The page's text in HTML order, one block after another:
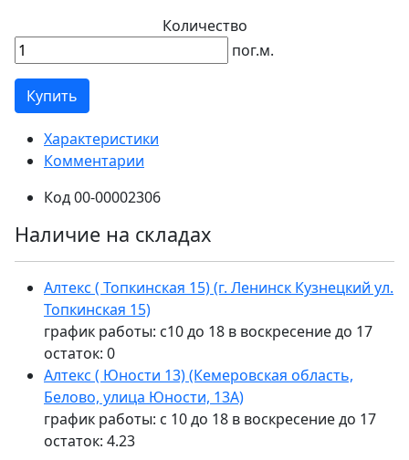
Количество
пог.м.
Купить
Характеристики
Комментарии
Код00-00002306
Наличие на складах
Алтекс ( Топкинская 15) (г. Ленинск Кузнецкий ул.
Топкинская 15)
график работы: с10 до 18 в воскресение до 17
остаток: 0
Алтекс ( Юности 13) (Кемеровская область,
Белово, улица Юности, 13А)
график работы: с 10 до 18 в воскресение до 17
остаток: 4.23